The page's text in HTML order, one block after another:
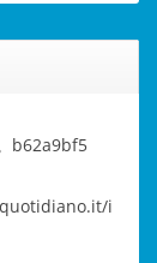
b62a9bf5
i